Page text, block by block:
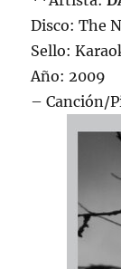
Disco: The
Sello:
Año: 2009
– Canción/